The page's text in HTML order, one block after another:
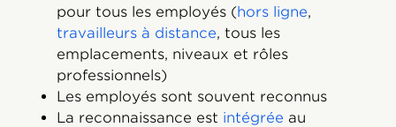
pour tous les employés (hors ligne,
travailleurs à distance, tous les
emplacements, niveaux et rôles
professionnels)
Les employés sont souvent reconnus
La reconnaissance est intégrée au